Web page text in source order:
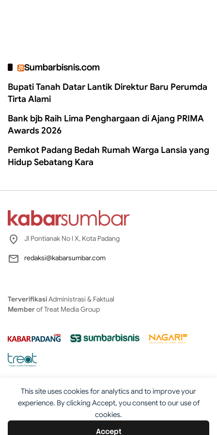
This site uses cookies for analytics and to improve your
experience. By clicking Accept, you consent to our use of
cookies.
Accept
Sumbarbisnis.com
Bupati Tanah Datar Lantik Direktur Baru Perumda
Tirta Alami
Bank bjb Raih Lima Penghargaan di Ajang PRIMA
Awards 2026
Pemkot Padang Bedah Rumah Warga Lansia yang
Hidup Sebatang Kara
Jl Pontianak No I X, Kota Padang
redaksi@kabarsumbar.com
TerverifikasiAdministrasi & Faktual
Memberof Treat Media Group
Tentang Redaksi Kontak Disclaimer
Iklan